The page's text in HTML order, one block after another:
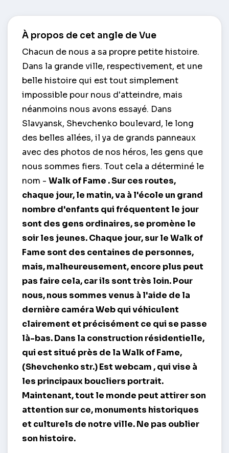
À propos de cet angle de Vue
Chacun de nous a sa propre petite histoire.
Dans la grande ville, respectivement, et une
belle histoire qui est tout simplement
impossible pour nous d'atteindre, mais
néanmoins nous avons essayé. Dans
Slavyansk, Shevchenko boulevard, le long
des belles allées, il ya de grands panneaux
avec des photos de nos héros, les gens que
nous sommes fiers. Tout cela a déterminé le
nom - Walk of Fame . Sur ces routes,
chaque jour, le matin, va à l'école un grand
nombre d'enfants qui fréquentent le jour
sont des gens ordinaires, se promène le
soir les jeunes. Chaque jour, sur le Walk of
Fame sont des centaines de personnes,
mais, malheureusement, encore plus peut
pas faire cela, car ils sont très loin. Pour
nous, nous sommes venus à l'aide de la
dernière caméra Web qui véhiculent
clairement et précisément ce qui se passe
là-bas. Dans la construction résidentielle,
qui est situé près de la Walk of Fame,
(Shevchenko str.) Estwebcam, qui vise à
les principaux boucliers portrait.
Maintenant, tout le monde peut attirer son
attention sur ce, monuments historiques
et culturels de notre ville. Ne pas oublier
son histoire.